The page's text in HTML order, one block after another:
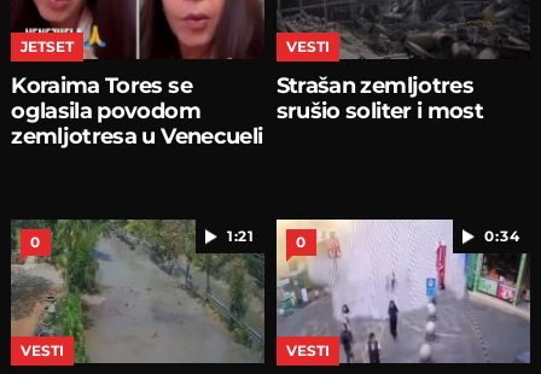
JETSET
Koraima Tores se
oglasila povodom
zemljotresa u Venecueli
VESTI
Strašan zemljotres
srušio soliter i most
1:21
0
VESTI
0:34
0
VESTI